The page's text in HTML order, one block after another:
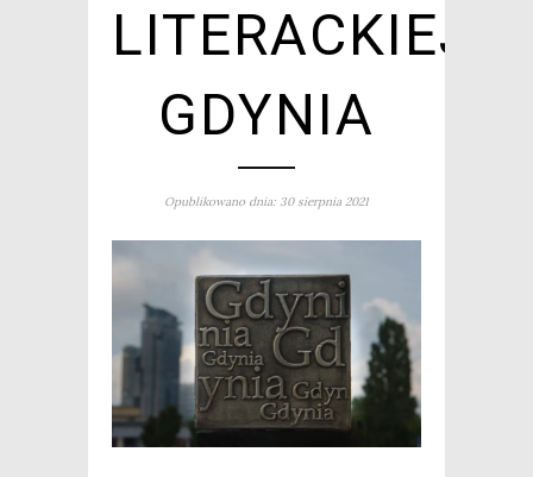
LITERACKIEJ
GDYNIA
Opublikowano dnia: 30 sierpnia 2021